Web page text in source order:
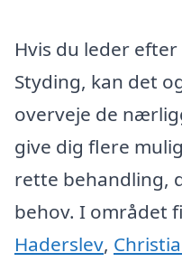
Hvis du leder
Styding, kan det
overveje de
give dig flere
rette behandling,
behov. I området
Haderslev,